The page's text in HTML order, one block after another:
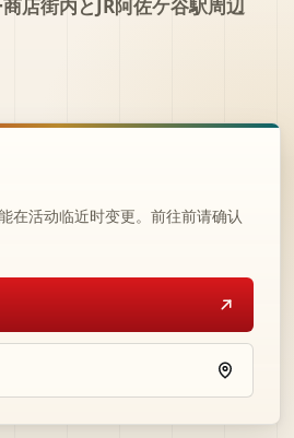
店街内とJR阿佐ケ谷駅周辺
在活动临近时变更。前往前请确认